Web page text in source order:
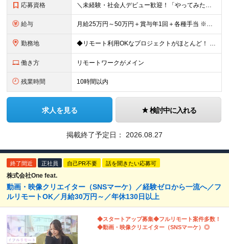
応募資格 ＼未経験・社会人デビュー歓迎！「やってみたい」が志望動機でもOK／ ◆学歴不問 ◎意欲・人柄重視の採用です！ ◎応募にあたって必須の条件はありません！ ┗社会人経験がない ┗ブランクがある という方
給与 月給25万円～50万円＋賞与年1回＋各種手当 ※経験・能力などを考慮の上、決定いたします ※月給には固定残業代（月1万5691円/9時間分）を含みます ┗超過分は別途支給 ┗残業が0時間の場合も全額
勤務地 ◆リモート利用OKなプロジェクトがほとんど！ ◆フルリモート（完全在宅）OKなプロジェクトも！ ◆週休3日の案件もあり！ ☆★全国で採用中★☆ 本社（東京都港区）または 全国47都道府県の プロジェ
働き方 リモートワークがメイン
残業時間 10時間以内
求人を見る 検討中に入れる
掲載終了予定日： 2026.08.27
終了間近 正社員 自己PR不要 話を聞きたい応募可
株式会社One feat.
動画・映像クリエイター（SNSマーケ）／経験ゼロから一流へ／フ
ルリモートOK／月給30万円～／年休130日以上
◆スタートアップ募集◆フルリモート案件多数！
◆動画・映像クリエイター（SNSマーケ）◎